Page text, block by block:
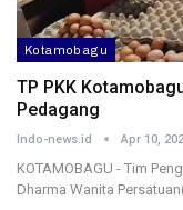
Kotamobagu
TP PKK
Pedagang
Indo-news.id Apr 10,
KOTAMOBAGU - Tim
Dharma Wanita